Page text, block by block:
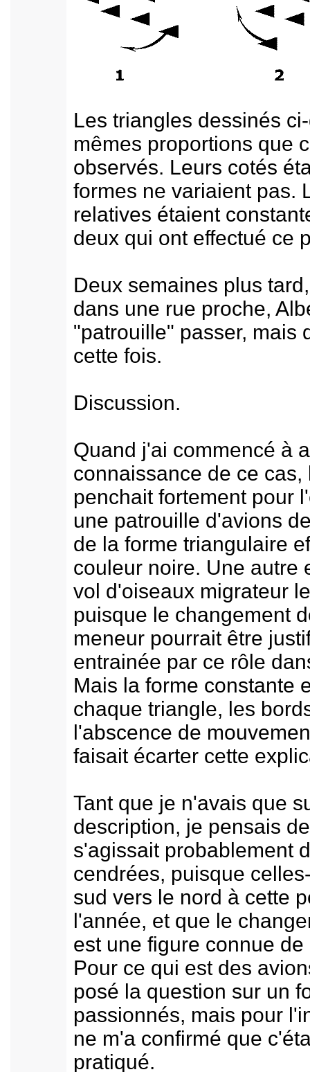
Les triangles dessinés
mêmes proportions que
observés. Leurs cotés
formes ne variaient pas.
relatives étaient
deux qui ont effectué ce
Deux semaines plus
dans une rue proche,
"patrouille" passer, mais
cette fois.
Discussion.
Quand j'ai commencé à
connaissance de ce cas,
penchait fortement pour
une patrouille d'avions
de la forme triangulaire
couleur noire. Une autre
vol d'oiseaux migrateur
puisque le changement
meneur pourrait être
entrainée par ce rôle
Mais la forme constante
chaque triangle, les
l'abscence de
faisait écarter cette
Tant que je n'avais que
description, je pensais
s'agissait probablement
cendrées, puisque
sud vers le nord à cette
l'année, et que le
est une figure connue
Pour ce qui est des
posé la question sur un
passionnés, mais pour
ne m'a confirmé que
pratiqué.